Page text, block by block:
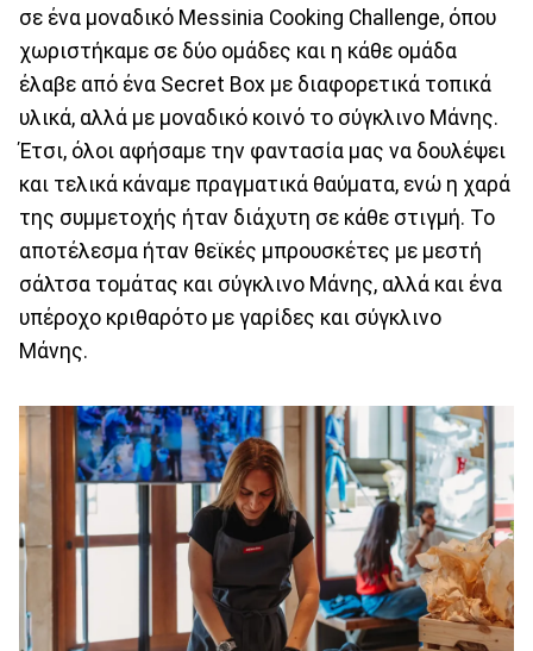
σε ένα μοναδικό Messinia Cooking Challenge, όπου
χωριστήκαμε σε δύο ομάδες και η κάθε ομάδα
έλαβε από ένα Secret Box με διαφορετικά τοπικά
υλικά, αλλά με μοναδικό κοινό το σύγκλινο Μάνης.
Έτσι, όλοι αφήσαμε την φαντασία μας να δουλέψει
και τελικά κάναμε πραγματικά θαύματα, ενώ η χαρά
της συμμετοχής ήταν διάχυτη σε κάθε στιγμή. Το
αποτέλεσμα ήταν θεϊκές μπρουσκέτες με μεστή
σάλτσα τομάτας και σύγκλινο Μάνης, αλλά και ένα
υπέροχο κριθαρότο με γαρίδες και σύγκλινο
Μάνης.